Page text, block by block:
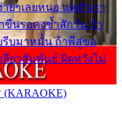
ยๆเลยหนอ แค่ตัวเรา
นรอคงช้ำสักวัน ถ้า
รีบมาหมั้น ถ้าพี่สู่ขอ
ลียวสัมพันธ์ ผิดหวังไม่